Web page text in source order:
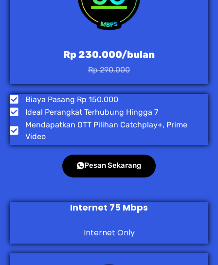
Rp 230.000/bulan
Rp 290.000
Biaya Pasang Rp 150.000
Ideal Perangkat Terhubung Hingga 7
Mendapatkan OTT Pilihan Catchplay+, Prime
Video
Pesan Sekarang
Internet 75 Mbps
Internet Only